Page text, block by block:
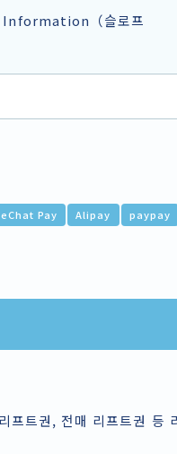
（슬로프
Pay Alipay paypay
프트권, 전매 리프트권 등